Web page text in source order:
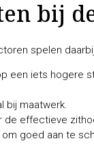
bij
spelen
een iets hogere
bij maatwerk.
de effectieve
goed aan te